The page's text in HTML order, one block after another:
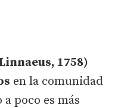
1758)
en la comunidad
poco es más